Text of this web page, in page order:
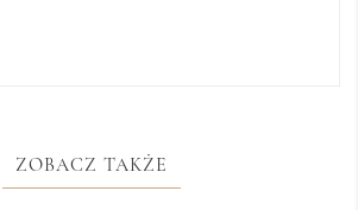
ZOBACZ TAKŻE